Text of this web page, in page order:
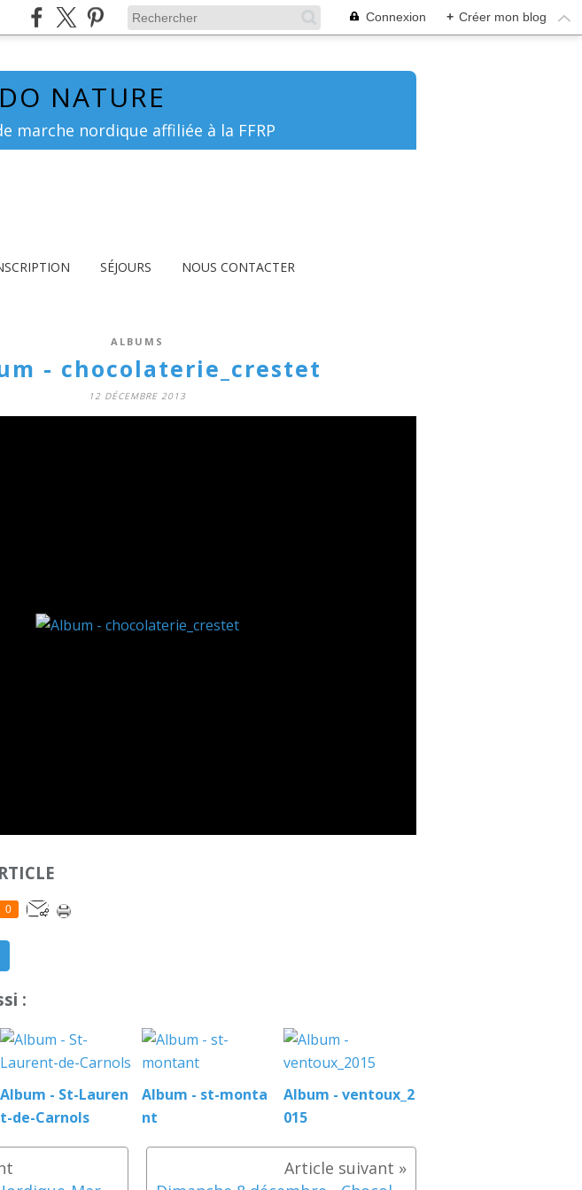
Connexion + Créer mon blog
NATURE
marche nordique affiliée à la FFRP
SÉJOURS NOUS CONTACTER
ALBUMS
- chocolaterie_crestet
12 DÉCEMBRE 2013
0
:
Album - St-Lauren
t-de-Carnols
Album - st-monta
nt
Album - ventoux_2
015